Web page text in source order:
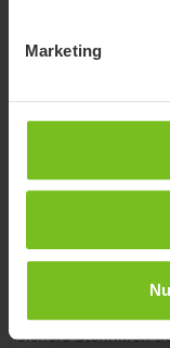
Marketing
Sichere Stehhilfen